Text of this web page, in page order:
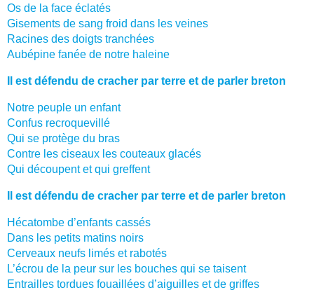
Os de la face éclatés
Gisements de sang froid dans les veines
Racines des doigts tranchées
Aubépine fanée de notre haleine
Il est défendu de cracher par terre et de parler breton
Notre peuple un enfant
Confus recroquevillé
Qui se protège du bras
Contre les ciseaux les couteaux glacés
Qui découpent et qui greffent
Il est défendu de cracher par terre et de parler breton
Hécatombe d’enfants cassés
Dans les petits matins noirs
Cerveaux neufs limés et rabotés
L’écrou de la peur sur les bouches qui se taisent
Entrailles tordues fouaillées d’aiguilles et de griffes